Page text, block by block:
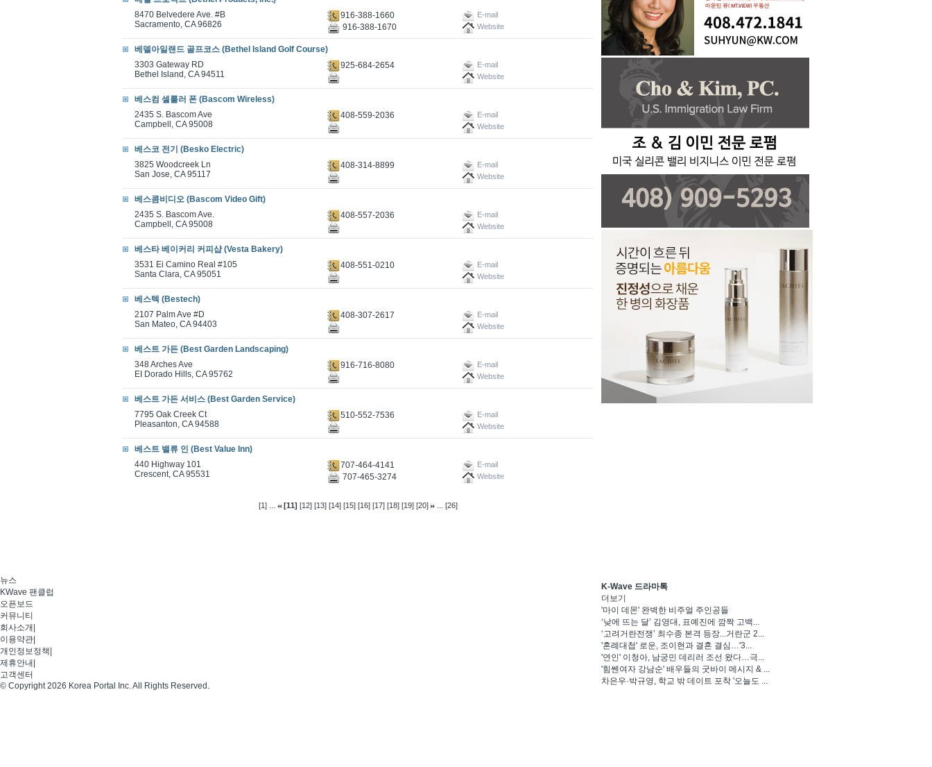
8470 Belvedere Ave. #B
Sacramento, CA 96826
916-388-1660 E-mail
916-388-1670 Website
베델아일랜드 골프코스 (Bethel Island Golf Course)
3303 Gateway RD
Bethel Island, CA 94511
925-684-2654
E-mail
Website
베스컴 셀룰러 폰 (Bascom Wireless)
2435 S. Bascom Ave
Campbell, CA 95008
408-559-2036
E-mail
Website
베스코 전기 (Besko Electric)
3825 Woodcreek Ln
San Jose, CA 95117
408-314-8899
E-mail
Website
베스콤비디오 (Bascom Video Gift)
2435 S. Bascom Ave.
Campbell, CA 95008
408-557-2036
E-mail
Website
베스타 베이커리 커피샵 (Vesta Bakery)
3531 Ei Camino Real #105
Santa Clara, CA 95051
408-551-0210
E-mail
Website
베스텍 (Bestech)
2107 Palm Ave #D
San Mateo, CA 94403
408-307-2617
E-mail
Website
베스트 가든 (Best Garden Landscaping)
348 Arches Ave
EI Dorado Hills, CA 95762
916-716-8080
E-mail
Website
베스트 가든 서비스 (Best Garden Service)
7795 Oak Creek Ct
Pleasanton, CA 94588
510-552-7536
E-mail
Website
베스트 밸류 인 (Best Value Inn)
440 Highway 101
Crescent, CA 95531
707-464-4141 E-mail
707-465-3274 Website
[1]... [11] [12] [13] [14] [15] [16] [17] [18] [19] [20] ... [26]
K-Wave 드라마톡
더보기
'마이 데몬' 완벽한 비주얼 주인공들
‘낮에 뜨는 달’ 김영대, 표예진에 깜짝 고백...
‘고려거란전쟁’ 최수종 본격 등장...거란군 2...
'혼례대첩' 로운, 조이현과 결혼 결심…'3...
'연인' 이청아, 남궁민 데리러 조선 왔다…극...
'힘쎈여자 강남순' 배우들의 굿바이 메시지 & ...
차은우·박규영, 학교 밖 데이트 포착 '오늘도 ...
뉴스
KWave 팬클럽
오픈보드
커뮤니티
회사소개
이용약관
개인정보정책
제휴안내
고객센터
© Copyright 2026 Korea Portal Inc. All Rights Reserved.